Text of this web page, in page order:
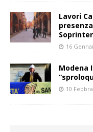
Lavori
16
Modena
10